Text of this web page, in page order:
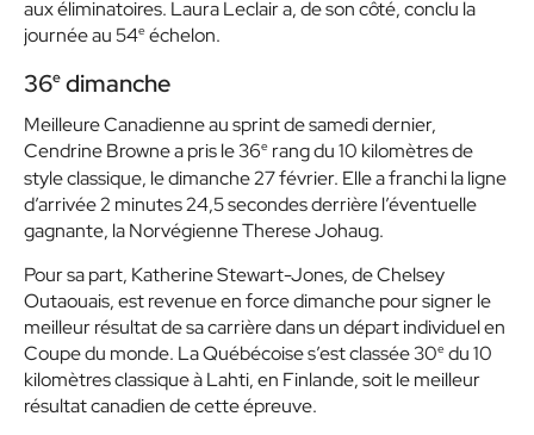
aux éliminatoires. Laura Leclair a, de son côté, conclu la
journée au 54e échelon.
36e dimanche
Meilleure Canadienne au sprint de samedi dernier,
Cendrine Browne a pris le 36e rang du 10 kilomètres de
style classique, le dimanche 27 février. Elle a franchi la ligne
d’arrivée 2 minutes 24,5 secondes derrière l’éventuelle
gagnante, la Norvégienne Therese Johaug.
Pour sa part, Katherine Stewart-Jones, de Chelsey
Outaouais, est revenue en force dimanche pour signer le
meilleur résultat de sa carrière dans un départ individuel en
Coupe du monde. La Québécoise s’est classée 30e du 10
kilomètres classique à Lahti, en Finlande, soit le meilleur
résultat canadien de cette épreuve.